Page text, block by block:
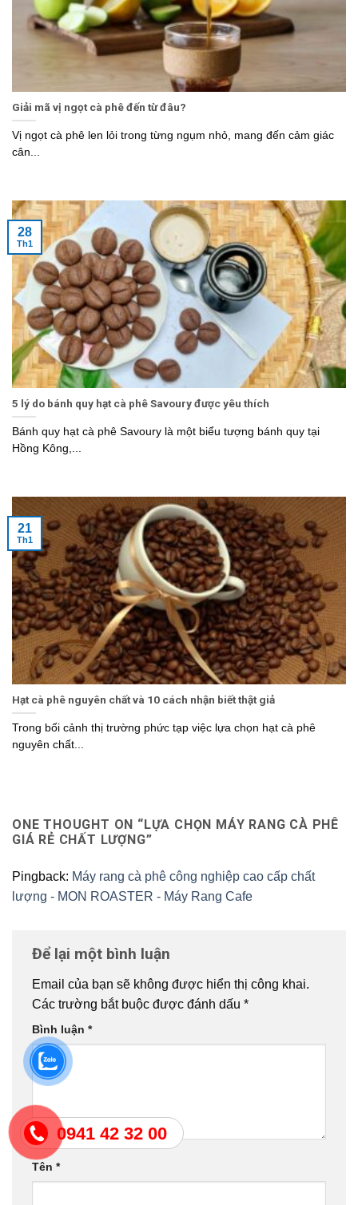
0941 42 32 00
Giải mã vị ngọt cà phê đến từ đâu?
Vị ngọt cà phê len lỏi trong từng ngụm nhỏ, mang đến cảm giác
cân...
5 lý do bánh quy hạt cà phê Savoury được yêu thích
Bánh quy hạt cà phê Savoury là một biểu tượng bánh quy tại
Hồng Kông,...
28
Th1
Hạt cà phê nguyên chất và 10 cách nhận biết thật giả
Trong bối cảnh thị trường phức tạp việc lựa chọn hạt cà phê
nguyên chất...
21
Th1
ONE THOUGHT ON “ LỰA CHỌN MÁY RANG CÀ PHÊ
GIÁ RẺ CHẤT LƯỢNG”
Pingback: Máy rang cà phê công nghiệp cao cấp chất
lượng - MON ROASTER - Máy Rang Cafe
Để lại một bình luận
Email của bạn sẽ không được hiển thị công khai.
Các trường bắt buộc được đánh dấu *
Bình luận *
Tên *